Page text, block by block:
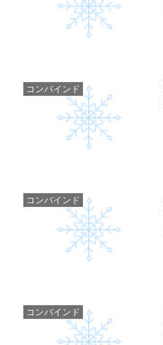
コンバインド
コンバインド
コンバインド